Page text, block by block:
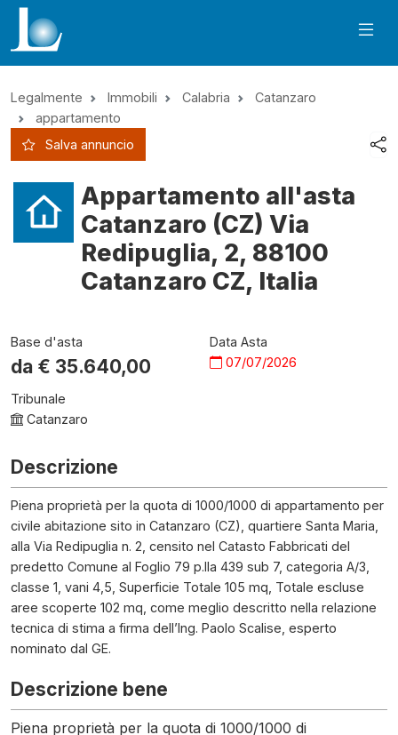
Legalmente Immobili Calabria
Catanzaro
appartamento
Salva annuncio
Appartamento all'asta
Catanzaro (CZ) Via
Redipuglia, 2, 88100
Catanzaro CZ, Italia
Base d'asta
da € 35.640,00
Data Asta
07/07/2026
Tribunale
Catanzaro
Descrizione
Piena proprietà per la quota di 1000/1000 di appartamento per
civile abitazione sito in Catanzaro (CZ), quartiere Santa Maria,
alla Via Redipuglia n. 2, censito nel Catasto Fabbricati del
predetto Comune al Foglio 79 p.lla 439 sub 7, categoria A/3,
classe 1, vani 4,5, Superficie Totale 105 mq, Totale escluse
aree scoperte 102 mq, come meglio descritto nella relazione
tecnica di stima a firma dell’Ing. Paolo Scalise, esperto
nominato dal GE.
Descrizione bene
Piena proprietà per la quota di 1000/1000 di